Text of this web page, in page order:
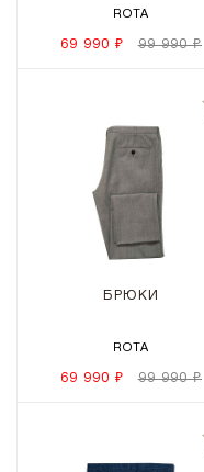
ROTA
69 990 ₽ 99 990 ₽
БРЮКИ
ROTA
69 990 ₽ 99 990 ₽